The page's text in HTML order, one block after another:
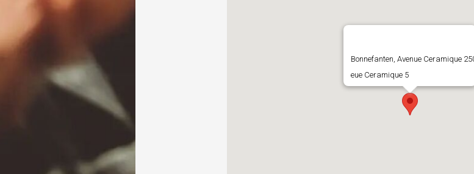
Bonnefanten, Avenue Ceramique
eue Ceramique 5